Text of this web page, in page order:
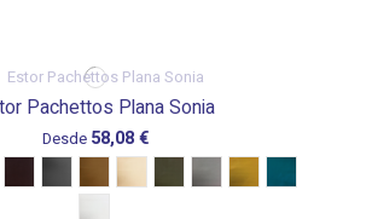
Pachettos Plana Sonia
Desde 58,08 €